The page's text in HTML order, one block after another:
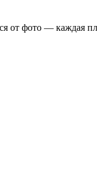
от фото — каждая